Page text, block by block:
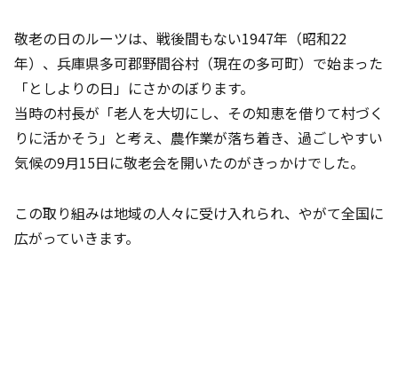
敬老の日のルーツは、戦後間もない1947年（昭和22
年）、兵庫県多可郡野間谷村（現在の多可町）で始まった
「としよりの日」にさかのぼります。
当時の村長が「老人を大切にし、その知恵を借りて村づく
りに活かそう」と考え、農作業が落ち着き、過ごしやすい
気候の9月15日に敬老会を開いたのがきっかけでした。
この取り組みは地域の人々に受け入れられ、やがて全国に
広がっていきます。